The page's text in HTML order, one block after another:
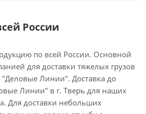
России
по всей России. Основной
для доставки тяжелых грузов
"Деловые Линии". Доставка до
Линии" в г. Тверь для наших
Для доставки небольших